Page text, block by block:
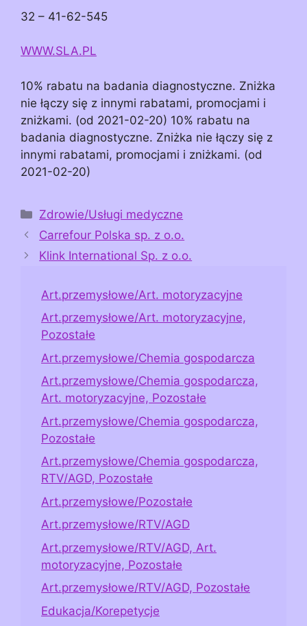
32 – 41-62-545
WWW.SLA.PL
10% rabatu na badania diagnostyczne. Zniżka
nie łączy się z innymi rabatami, promocjami i
zniżkami. (od 2021-02-20) 10% rabatu na
badania diagnostyczne. Zniżka nie łączy się z
innymi rabatami, promocjami i zniżkami. (od
2021-02-20)
Kategorie
Zdrowie/Usługi medyczne
Carrefour Polska sp. z o.o.
Klink International Sp. z o.o.
Art.przemysłowe/Art. motoryzacyjne
Art.przemysłowe/Art. motoryzacyjne,
Pozostałe
Art.przemysłowe/Chemia gospodarcza
Art.przemysłowe/Chemia gospodarcza,
Art. motoryzacyjne, Pozostałe
Art.przemysłowe/Chemia gospodarcza,
Pozostałe
Art.przemysłowe/Chemia gospodarcza,
RTV/AGD, Pozostałe
Art.przemysłowe/Pozostałe
Art.przemysłowe/RTV/AGD
Art.przemysłowe/RTV/AGD, Art.
motoryzacyjne, Pozostałe
Art.przemysłowe/RTV/AGD, Pozostałe
Edukacja/Korepetycje